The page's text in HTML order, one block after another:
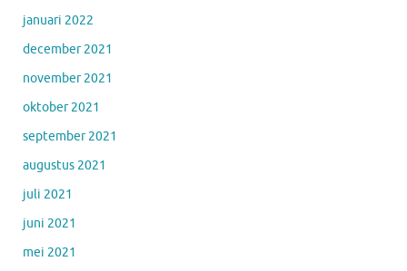
januari 2022
december 2021
november 2021
oktober 2021
september 2021
augustus 2021
juli 2021
juni 2021
mei 2021